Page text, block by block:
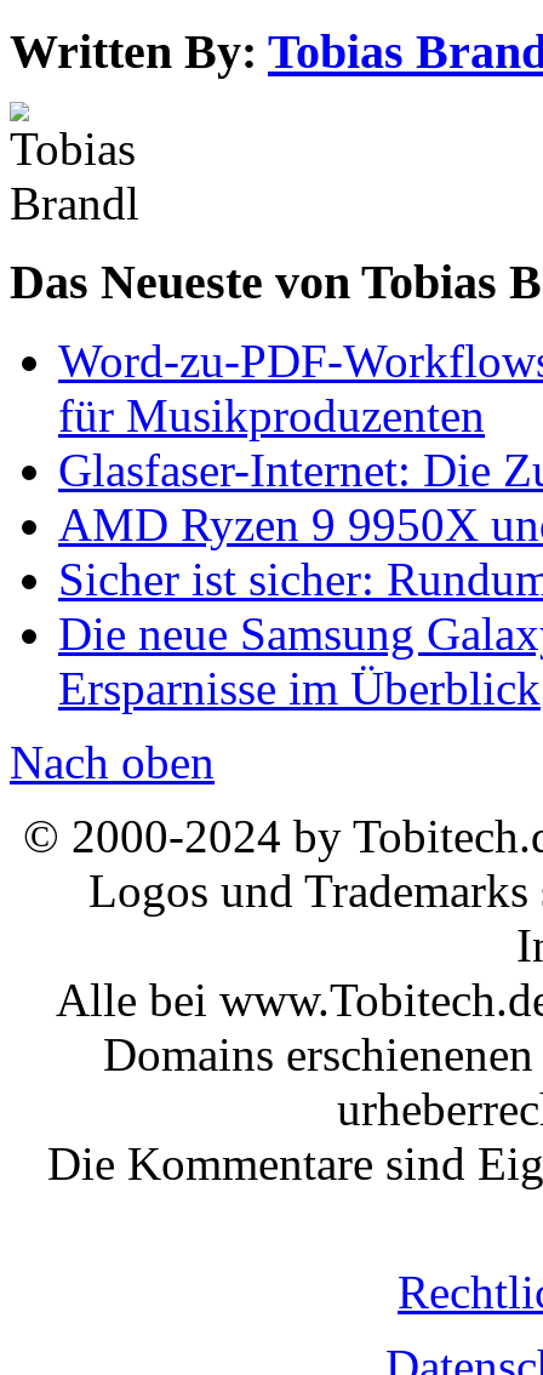
Written By: Tobias
Das Neueste von Tobias
Word-zu-PDF-
für Musikproduzenten
Glasfaser-Internet: Die
AMD Ryzen 9 9950X
Sicher ist sicher:
Die neue Samsung
Ersparnisse im Überblick
Nach oben
© 2000-2024 by
Logos und
Alle bei
Domains
Die Kommentare sind